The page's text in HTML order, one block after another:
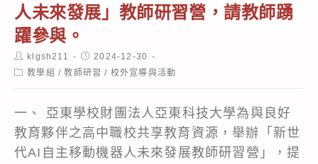
人未來發展」教師研習營，請教師踴
躍參與。
Post
author:
klgsh211
Post
published:
2024-12-30
Post教學組 / 教師研習 / 校外宣導與活動
一、 亞東學校財團法人亞東科技大學為與良好
教育夥伴之高中職校共享教育資源，舉辦「新世
代AI自主移動機器人未來發展教師研習營」，提